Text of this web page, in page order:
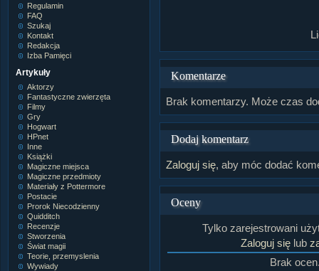
Regulamin
FAQ
Szukaj
Kontakt
Redakcja
Izba Pamięci
Artykuły
Aktorzy
Fantastyczne zwierzęta
Filmy
Gry
Hogwart
HPnet
Inne
Książki
Magiczne miejsca
Magiczne przedmioty
Materiały z Pottermore
Postacie
Prorok Niecodzienny
Quidditch
Recenzje
Stworzenia
Świat magii
Teorie, przemyslenia
Wywiady
Komentarze
Brak komentarzy. Może czas
Dodaj komentarz
Zaloguj się, aby móc dodać
Oceny
Tylko zarejestrowani
Zaloguj się lub
Brak